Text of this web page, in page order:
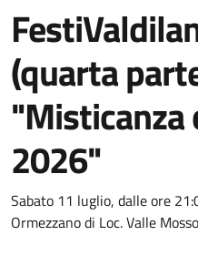
(quarta
2026"
Sabato 11 luglio, dalle ore
Ormezzano di Loc. Valle Mosso